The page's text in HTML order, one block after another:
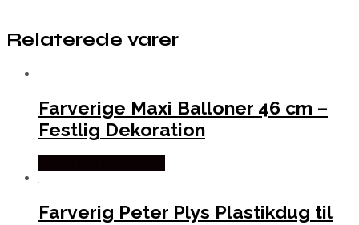
Relaterede varer
Farverige Maxi Balloner 46 cm –
Festlig Dekoration
Farverig Peter Plys Plastikdug til